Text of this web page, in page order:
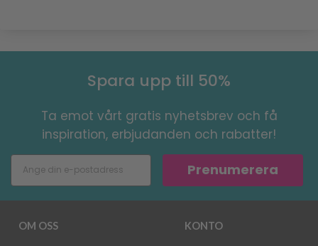
Spara upp till 50%
Ta emot vårt gratis nyhetsbrev och få
inspiration, erbjudanden och rabatter!
Prenumerera
OM OSS KONTO